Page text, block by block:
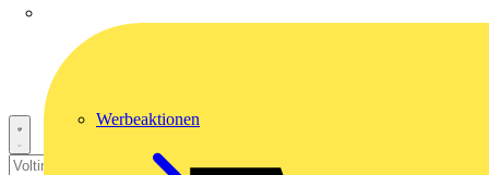
Werbeaktionen